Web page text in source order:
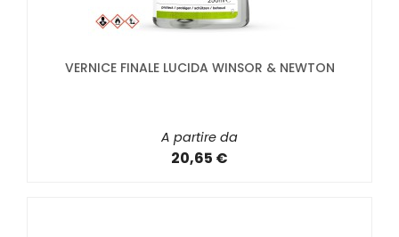
VERNICE FINALE LUCIDA WINSOR & NEWTON
A partire da
20,65 €